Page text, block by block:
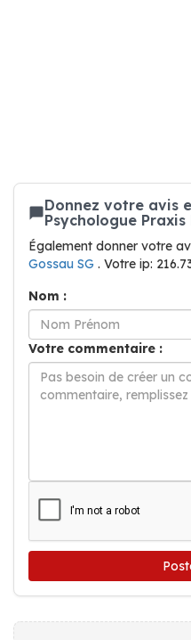
Donnez votre avis
Psychologue Praxis
Également donner votre
Gossau SG . Votre ip:
Nom :
Votre commentaire :